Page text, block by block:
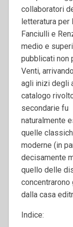
collaboratori
letteratura per
Fanciulli e
medio e
pubblicati non
Venti,
agli inizi degli
catalogo
secondarie fu
naturalmente
quelle
moderne (in
decisamente
quello delle
dalla casa
Indice: